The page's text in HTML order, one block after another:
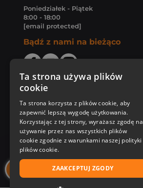
Poniedziałek - Piątek
8:00 - 18:00
[email protected]
Bądź z nami na bieżąco
Zakupy u nas
Nasza oferta
Nasi autorzy
Ta strona używa plików
cookie
Ta strona korzysta z plików cookie, aby
zapewnić lepszą wygodę użytkowania.
Korzystając z tej strony, wyrażasz zgodę na
używanie przez nas wszystkich plików
cookie zgodnie z warunkami naszej polityki
plików cookie.
ZAAKCEPTUJ ZGODY